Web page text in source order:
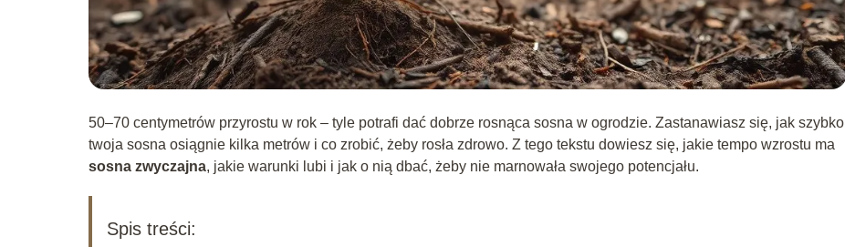
50–70 centymetrów przyrostu w rok – tyle potrafi dać dobrze rosnąca sosna w ogrodzie. Zastanawiasz się, jak szybko
twoja sosna osiągnie kilka metrów i co zrobić, żeby rosła zdrowo. Z tego tekstu dowiesz się, jakie tempo wzrostu ma
sosna zwyczajna, jakie warunki lubi i jak o nią dbać, żeby nie marnowała swojego potencjału.
Spis treści: